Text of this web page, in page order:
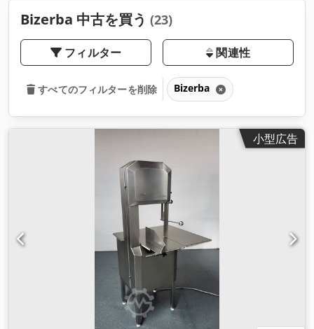
Bizerba 中古を買う (23)
フィルター 関連性
すべてのフィルターを削除 Bizerba
小型広告